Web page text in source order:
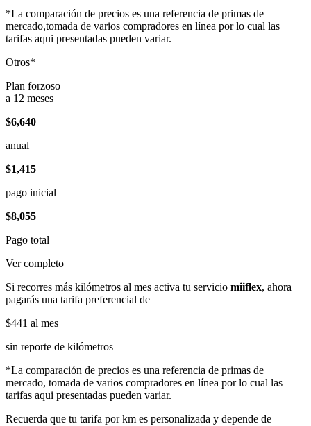
*La comparación de precios es una referencia de primas de
mercado,tomada de varios compradores en línea por lo cual las
tarifas aqui presentadas pueden variar.
Otros*
Plan forzoso
a 12 meses
$6,640
anual
$1,415
pago inicial
$8,055
Pago total
Ver completo
Si recorres más kilómetros al mes activa tu servicio miiflex, ahora
pagarás una tarifa preferencial de
$441 al mes
sin reporte de kilómetros
*La comparación de precios es una referencia de primas de
mercado, tomada de varios compradores en línea por lo cual las
tarifas aqui presentadas pueden variar.
Recuerda que tu tarifa por km es personalizada y depende de